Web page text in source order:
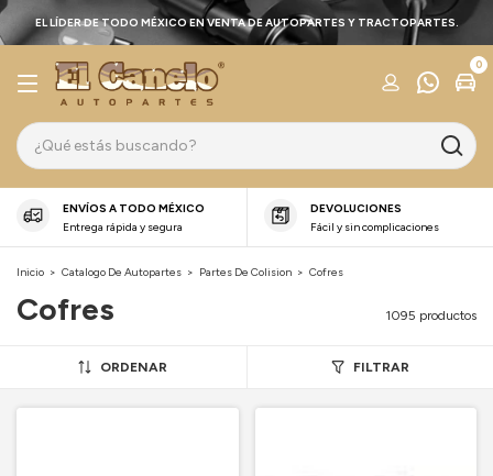
EL LÍDER DE TODO MÉXICO EN VENTA DE AUTOPARTES Y TRACTOPARTES.
0
ENVÍOS A TODO MÉXICO
Entrega rápida y segura
DEVOLUCIONES
Fácil y sin complicaciones
Inicio > Catalogo De Autopartes > Partes De Colision > Cofres
Cofres 1095 productos
ORDENAR FILTRAR